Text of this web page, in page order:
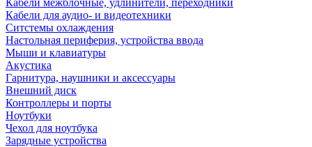
Кабели межблочные, удлинители, переходники
Кабели для аудио- и видеотехники
Ситстемы охлаждения
Настольная периферия, устройства ввода
Мыши и клавиатуры
Акустика
Гарнитура, наушники и аксессуары
Внешний диск
Контроллеры и порты
Ноутбуки
Чехол для ноутбука
Зарядные устройства